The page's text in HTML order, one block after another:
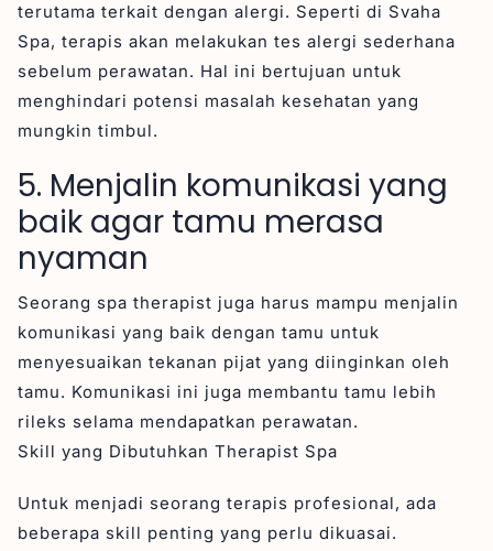
terutama terkait dengan alergi. Seperti di Svaha
Spa, terapis akan melakukan tes alergi sederhana
sebelum perawatan. Hal ini bertujuan untuk
menghindari potensi masalah kesehatan yang
mungkin timbul.
5. Menjalin komunikasi yang
baik agar tamu merasa
nyaman
Seorang spa therapist juga harus mampu menjalin
komunikasi yang baik dengan tamu untuk
menyesuaikan tekanan pijat yang diinginkan oleh
tamu. Komunikasi ini juga membantu tamu lebih
rileks selama mendapatkan perawatan.
Skill yang Dibutuhkan Therapist Spa
Untuk menjadi seorang terapis profesional, ada
beberapa skill penting yang perlu dikuasai.